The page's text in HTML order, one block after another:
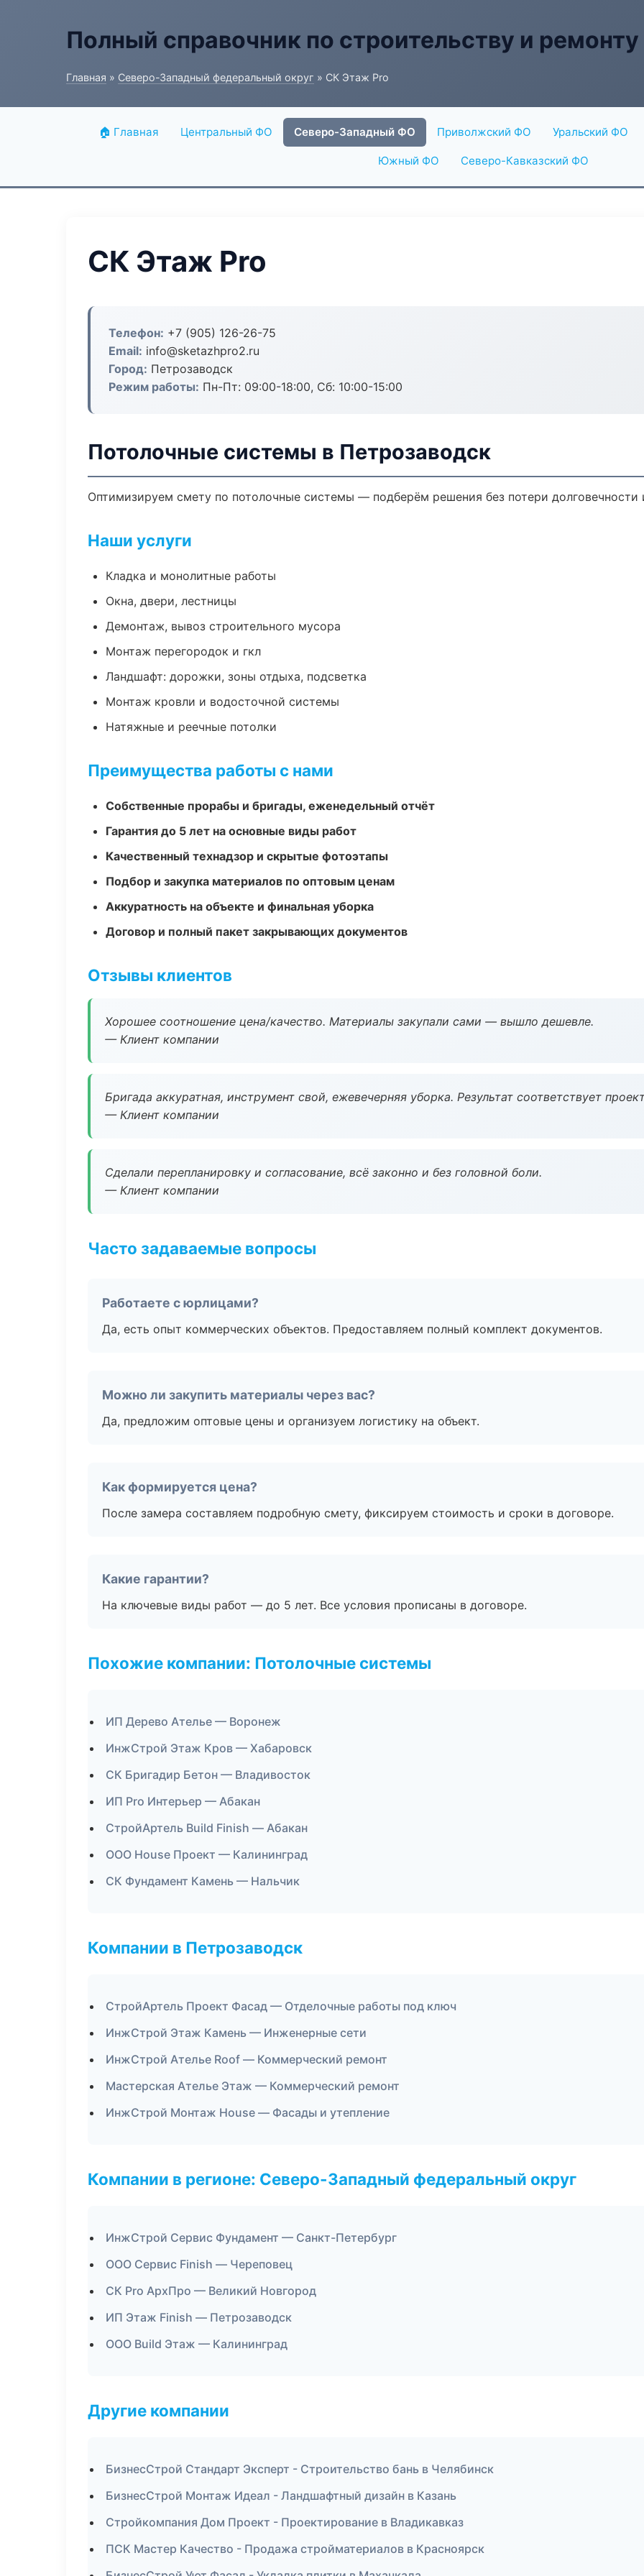
Полный справочник по строительству и ремонту
Главная » Северо-Западный федеральный округ » СК Этаж Pro
🏠 Главная Центральный ФО Северо-Западный ФО Приволжский ФО Уральский ФО
Южный ФО Северо-Кавказский ФО
СК Этаж Pro
Телефон: +7 (905) 126-26-75
Email: info@sketazhpro2.ru
Город: Петрозаводск
Режим работы: Пн-Пт: 09:00-18:00, Сб: 10:00-15:00
Потолочные системы в Петрозаводск
Оптимизируем смету по потолочные системы — подберём решения без потери долговечности
Наши услуги
Кладка и монолитные работы
Окна, двери, лестницы
Демонтаж, вывоз строительного мусора
Монтаж перегородок и гкл
Ландшафт: дорожки, зоны отдыха, подсветка
Монтаж кровли и водосточной системы
Натяжные и реечные потолки
Преимущества работы с нами
Собственные прорабы и бригады, еженедельный отчёт
Гарантия до 5 лет на основные виды работ
Качественный технадзор и скрытые фотоэтапы
Подбор и закупка материалов по оптовым ценам
Аккуратность на объекте и финальная уборка
Договор и полный пакет закрывающих документов
Отзывы клиентов
Хорошее соотношение цена/качество. Материалы закупали сами — вышло дешевле.
— Клиент компании
Бригада аккуратная, инструмент свой, ежевечерняя уборка. Результат соответствует
— Клиент компании
Сделали перепланировку и согласование, всё законно и без головной боли.
— Клиент компании
Часто задаваемые вопросы
Работаете с юрлицами?
Да, есть опыт коммерческих объектов. Предоставляем полный комплект документов.
Можно ли закупить материалы через вас?
Да, предложим оптовые цены и организуем логистику на объект.
Как формируется цена?
После замера составляем подробную смету, фиксируем стоимость и сроки в договоре.
Какие гарантии?
На ключевые виды работ — до 5 лет. Все условия прописаны в договоре.
Похожие компании: Потолочные системы
ИП Дерево Ателье — Воронеж
ИнжСтрой Этаж Кров — Хабаровск
СК Бригадир Бетон — Владивосток
ИП Pro Интерьер — Абакан
СтройАртель Build Finish — Абакан
ООО House Проект — Калининград
СК Фундамент Камень — Нальчик
Компании в Петрозаводск
СтройАртель Проект Фасад — Отделочные работы под ключ
ИнжСтрой Этаж Камень — Инженерные сети
ИнжСтрой Ателье Roof — Коммерческий ремонт
Мастерская Ателье Этаж — Коммерческий ремонт
ИнжСтрой Монтаж House — Фасады и утепление
Компании в регионе: Северо-Западный федеральный округ
ИнжСтрой Сервис Фундамент — Санкт-Петербург
ООО Сервис Finish — Череповец
СК Pro АрхПро — Великий Новгород
ИП Этаж Finish — Петрозаводск
ООО Build Этаж — Калининград
Другие компании
БизнесСтрой Стандарт Эксперт - Строительство бань в Челябинск
БизнесСтрой Монтаж Идеал - Ландшафтный дизайн в Казань
Стройкомпания Дом Проект - Проектирование в Владикавказ
ПСК Мастер Качество - Продажа стройматериалов в Красноярск